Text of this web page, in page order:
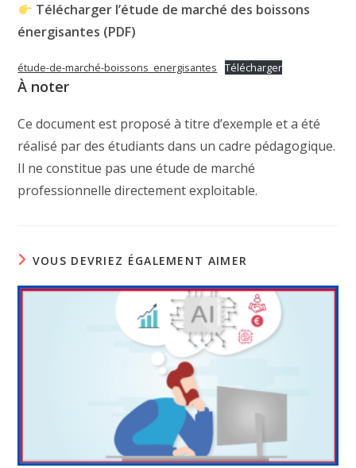
Télécharger l’étude de marché des boissons
énergisantes (PDF)
étude-de-marché-boissons_energisantes Télécharger
À noter
Ce document est proposé à titre d’exemple et a été
réalisé par des étudiants dans un cadre pédagogique.
Il ne constitue pas une étude de marché
professionnelle directement exploitable.
VOUS DEVRIEZ ÉGALEMENT AIMER